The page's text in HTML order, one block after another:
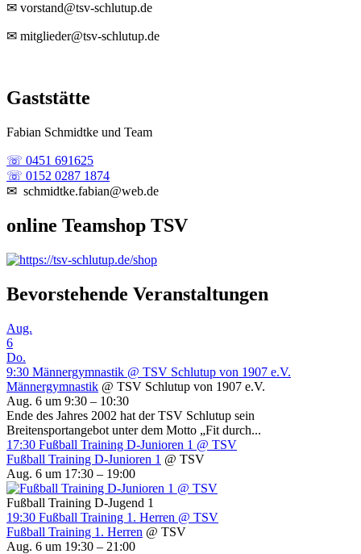
✉ vorstand@tsv-schlutup.de
✉ mitglieder@tsv-schlutup.de
Gaststätte
Fabian Schmidtke und Team
☏ 0451 691625
☏ 0152 0287 1874
✉ schmidtke.fabian@web.de
online Teamshop TSV
Bevorstehende Veranstaltungen
Aug.
6
Do.
9:30 Männergymnastik @ TSV Schlutup von 1907 e.V.
Männergymnastik @ TSV Schlutup von 1907 e.V.
Aug. 6 um 9:30 – 10:30
Ende des Jahres 2002 hat der TSV Schlutup sein
Breitensportangebot unter dem Motto „Fit durch...
17:30 Fußball Training D-Junioren 1 @ TSV
Fußball Training D-Junioren 1 @ TSV
Aug. 6 um 17:30 – 19:00
Fußball Training D-Jugend 1
19:30 Fußball Training 1. Herren @ TSV
Fußball Training 1. Herren @ TSV
Aug. 6 um 19:30 – 21:00